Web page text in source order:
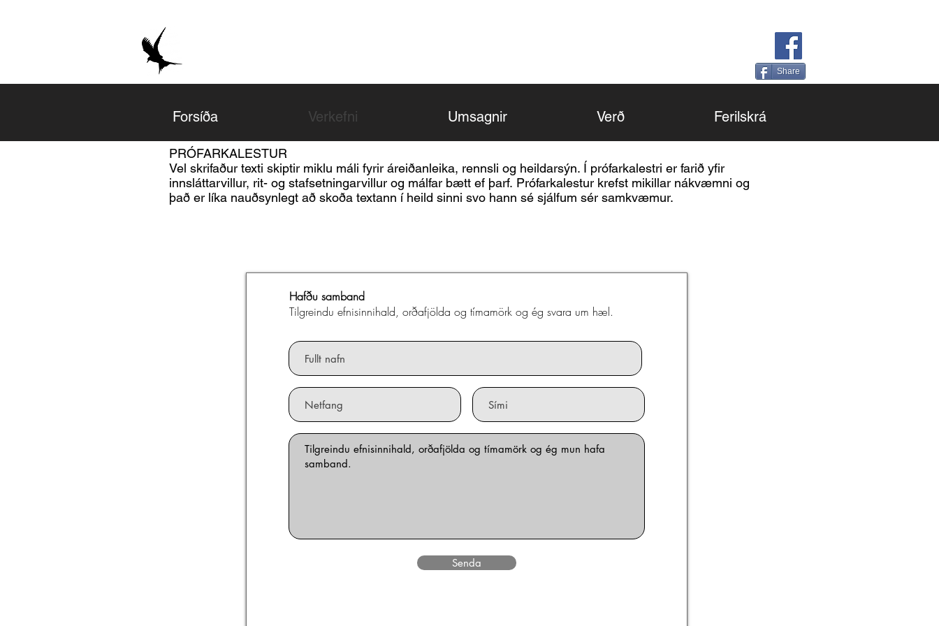
Share
PRÓFARKALESTUR
Vel skrifaður texti skiptir miklu máli fyrir áreiðanleika, rennsli og heildarsýn. Í prófarkalestri er farið yfir
innsláttarvillur, rit- og stafsetningarvillur og málfar bætt ef þarf. Prófarkalestur krefst mikillar nákvæmni og
það er líka nauðsynlegt að skoða textann í heild sinni svo hann sé sjálfum sér samkvæmur.
Hafðu samband
Tilgreindu efnisinnihald, orðafjölda og tímamörk og ég svara um hæl.
Senda
Forsíða Verkefni Umsagnir Verð Ferilskrá